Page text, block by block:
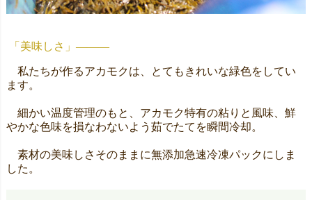
「美味しさ」―――
私たちが作るアカモクは、とてもきれいな緑色をしてい
ます。
細かい温度管理のもと、アカモク特有の粘りと風味、鮮
やかな色味を損なわないよう茹でたてを瞬間冷却。
素材の美味しさそのままに無添加急速冷凍パックにしま
した。